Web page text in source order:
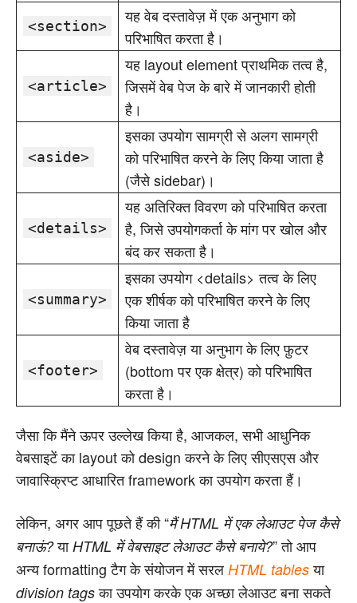
<section>
यह वेब दस्तावेज़ में एक अनुभाग को
परिभाषित करता है।
<article>
यह layout element प्राथमिक तत्व है,
जिसमें वेब पेज के बारे में जानकारी होती
है।
<aside>
इसका उपयोग सामग्री से अलग सामग्री
को परिभाषित करने के लिए किया जाता है
(जैसे sidebar)।
<details>
यह अतिरिक्त विवरण को परिभाषित करता
है, जिसे उपयोगकर्ता के मांग पर खोल और
बंद कर सकता है।
<summary>
इसका उपयोग <details> तत्व के लिए
एक शीर्षक को परिभाषित करने के लिए
किया जाता है
<footer>
वेब दस्तावेज़ या अनुभाग के लिए फ़ुटर
(bottom पर एक क्षेत्र) को परिभाषित
करता है।
जैसा कि मैंने ऊपर उल्लेख किया है, आजकल, सभी आधुनिक
वेबसाइटें का layout को design करने के लिए सीएसएस और
जावास्क्रिप्ट आधारित framework का उपयोग करता हैं।
लेकिन, अगर आप पूछते हैं की “मैं HTML में एक लेआउट पेज कैसे
बनाऊं?याHTML में वेबसाइट लेआउट कैसे बनाये?” तो आप
अन्य formatting टैग के संयोजन में सरल HTML tablesया
division tagsका उपयोग करके एक अच्छा लेआउट बना सकते